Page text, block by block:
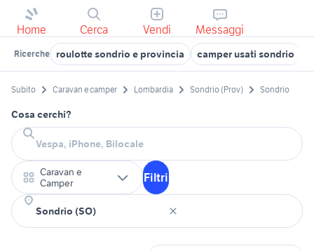
Home Cerca Vendi Messaggi
Ricerche roulotte sondrio e provincia camper usati sondrio
Subito Caravan e camper Lombardia Sondrio (Prov) Sondrio
Cosa cerchi?
Caravan e
Camper
Filtri